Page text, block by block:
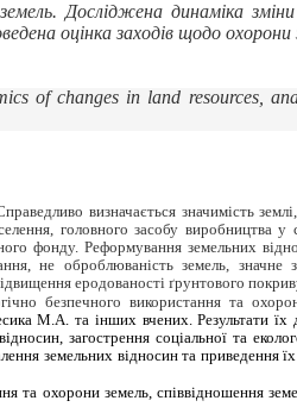
Досліджена динаміка зміни
оцінка заходів щодо охорони
of changes in land resources,
визначається значимість
головного засобу виробництва у
фонду. Реформування земельних
не оброблюваність земель, значне
еродованості ґрунтового
безпечного використання та
М.А. та інших вчених. Результати їх
загострення соціальної та
земельних відносин та приведення
та охорони земель, співвідношення